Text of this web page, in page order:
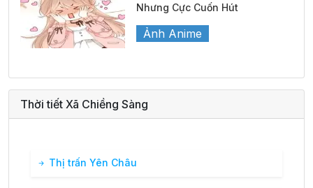
Nhưng Cực Cuốn Hút
Ảnh Anime
Thời tiết Xã Chiềng Sàng
Thị trấn Yên Châu